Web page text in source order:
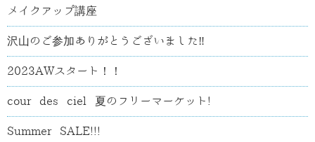
メイクアップ講座
沢山のご参加ありがとうございました‼
2023AWスタート！！
cour des ciel 夏のフリーマーケット!
Summer SALE!!!